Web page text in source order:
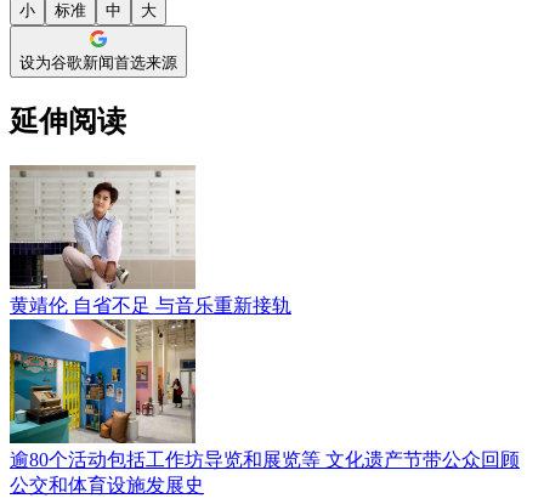
小 标准 中 大
设为谷歌新闻首选来源
延伸阅读
黄靖伦 自省不足 与音乐重新接轨
逾80个活动包括工作坊导览和展览等 文化遗产节带公众回顾
公交和体育设施发展史